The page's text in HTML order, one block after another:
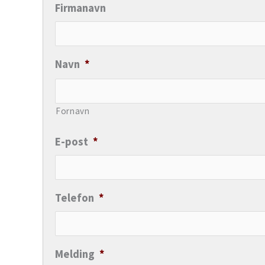
Firmanavn
Navn *
Fornavn
E-post *
Telefon *
Melding *